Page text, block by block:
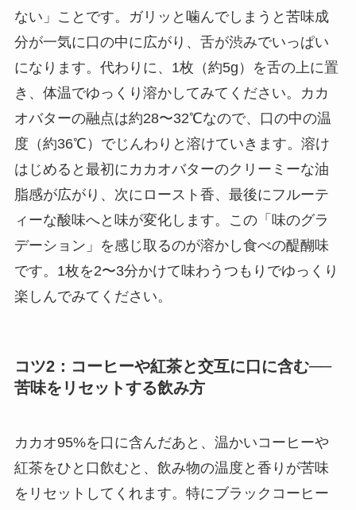
ない」ことです。ガリッと噛んでしまうと苦味成
分が一気に口の中に広がり、舌が渋みでいっぱい
になります。代わりに、1枚（約5g）を舌の上に置
き、体温でゆっくり溶かしてみてください。カカ
オバターの融点は約28〜32℃なので、口の中の温
度（約36℃）でじんわりと溶けていきます。溶け
はじめると最初にカカオバターのクリーミーな油
脂感が広がり、次にロースト香、最後にフルーテ
ィーな酸味へと味が変化します。この「味のグラ
デーション」を感じ取るのが溶かし食べの醍醐味
です。1枚を2〜3分かけて味わうつもりでゆっくり
楽しんでみてください。
コツ2：コーヒーや紅茶と交互に口に含む──
苦味をリセットする飲み方
カカオ95%を口に含んだあと、温かいコーヒーや
紅茶をひと口飲むと、飲み物の温度と香りが苦味
をリセットしてくれます。特にブラックコーヒー